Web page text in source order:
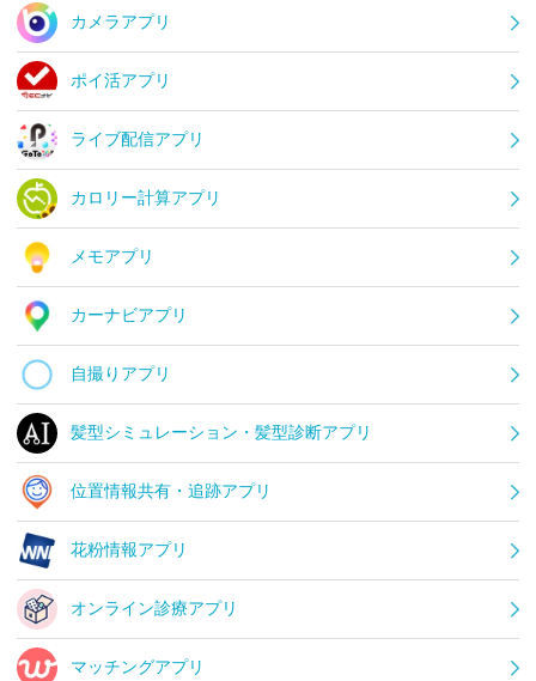
カメラアプリ
ポイ活アプリ
ライブ配信アプリ
カロリー計算アプリ
メモアプリ
カーナビアプリ
自撮りアプリ
髪型シミュレーション・髪型診断アプリ
位置情報共有・追跡アプリ
花粉情報アプリ
オンライン診療アプリ
マッチングアプリ